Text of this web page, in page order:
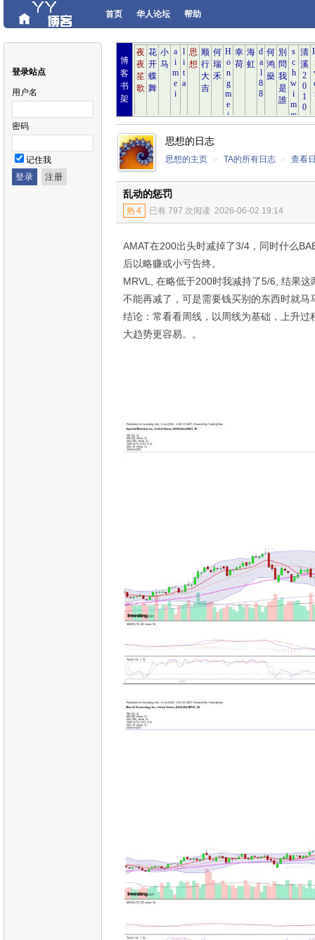
首页 华人论坛 帮助
登录站点
用户名
密码
记住我
博
客
书
架
思想的日志
思想的主页 » TA的所有日志 » 查看
乱动的惩罚
热4 已有 797 次阅读 2026-06-02 19:14
AMAT在200出头时减掉了3/4，同时什么
后以略赚或小亏告终。
MRVL, 在略低于200时我减持了5/6, 结果
不能再减了，可是需要钱买别的东西时就马
结论：常看看周线，以周线为基础，上升
大趋势更容易。。